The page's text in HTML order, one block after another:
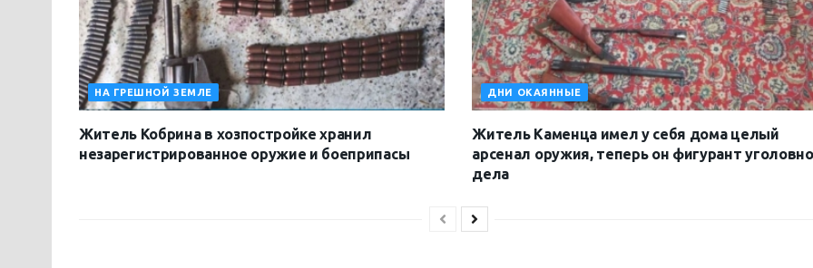
НА ГРЕШНОЙ ЗЕМЛЕ
Житель Кобрина в хозпостройке хранил
незарегистрированное оружие и боеприпасы
ДНИ ОКАЯННЫЕ
Житель Каменца имел у себя дома целый
арсенал оружия, теперь он фигурант
дела